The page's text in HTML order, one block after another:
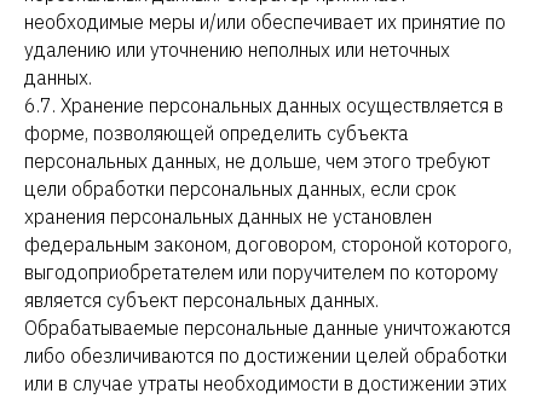
необходимые меры и/или обеспечивает их принятие по
удалению или уточнению неполных или неточных
данных.
6.7. Хранение персональных данных осуществляется в
форме, позволяющей определить субъекта
персональных данных, не дольше, чем этого требуют
цели обработки персональных данных, если срок
хранения персональных данных не установлен
федеральным законом, договором, стороной которого,
выгодоприобретателем или поручителем по которому
является субъект персональных данных.
Обрабатываемые персональные данные уничтожаются
либо обезличиваются по достижении целей обработки
или в случае утраты необходимости в достижении этих